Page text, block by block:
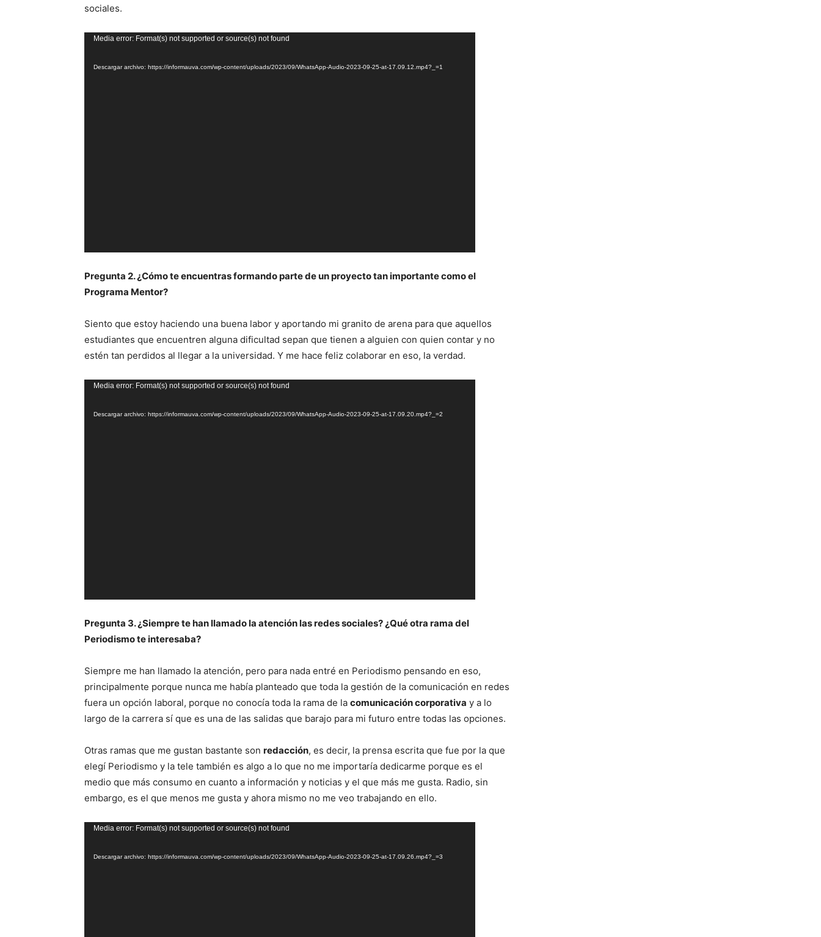
sociales.
Reproductor
vídeo
Media error: Format(s) not supported or source(s) not found
Descargar archivo: https://informauva.com/wp-content/uploads/2023/09/WhatsApp-Audio-2023-09-25-at-17.09.12.mp4?_=1
Pregunta 2. ¿Cómo te encuentras formando parte de un proyecto tan importante como el
Programa Mentor?
Siento que estoy haciendo una buena labor y aportando mi granito de arena para que aquellos
estudiantes que encuentren alguna dificultad sepan que tienen a alguien con quien contar y no
estén tan perdidos al llegar a la universidad. Y me hace feliz colaborar en eso, la verdad.
Reproductor
vídeo
Media error: Format(s) not supported or source(s) not found
Descargar archivo: https://informauva.com/wp-content/uploads/2023/09/WhatsApp-Audio-2023-09-25-at-17.09.20.mp4?_=2
Pregunta 3. ¿Siempre te han llamado la atención las redes sociales? ¿Qué otra rama del
Periodismo te interesaba?
Siempre me han llamado la atención, pero para nada entré en Periodismo pensando en eso,
principalmente porque nunca me había planteado que toda la gestión de la comunicación en redes
fuera un opción laboral, porque no conocía toda la rama de la comunicación corporativa y a lo
largo de la carrera sí que es una de las salidas que barajo para mi futuro entre todas las opciones.
Otras ramas que me gustan bastante son redacción, es decir, la prensa escrita que fue por la que
elegí Periodismo y la tele también es algo a lo que no me importaría dedicarme porque es el
medio que más consumo en cuanto a información y noticias y el que más me gusta. Radio, sin
embargo, es el que menos me gusta y ahora mismo no me veo trabajando en ello.
Reproductor
vídeo
Media error: Format(s) not supported or source(s) not found
Descargar archivo: https://informauva.com/wp-content/uploads/2023/09/WhatsApp-Audio-2023-09-25-at-17.09.26.mp4?_=3